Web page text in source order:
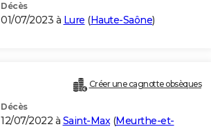
Décès
01/07/2023 à Lure (Haute-Saône)
Créer une cagnotte obsèques
Décès
12/07/2022 à Saint-Max(Meurthe-et-